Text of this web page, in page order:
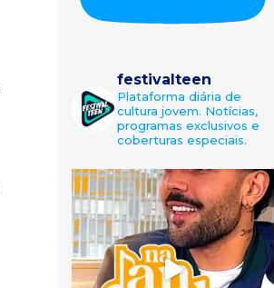
festivalteen
Plataforma diária de
cultura jovem. Notícias,
programas exclusivos e
coberturas especiais.